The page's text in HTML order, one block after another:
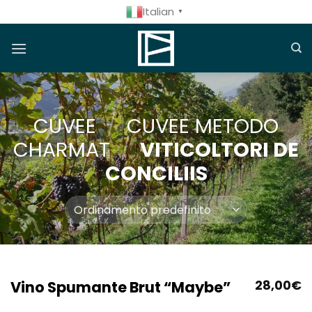
ai
contenuti
Italian ▼
CUVEE / CUVEE METODO
CHARMAT / VITICOLTORI DE
CONCILIIS
Vino Spumante Brut “Maybe” 28,00€